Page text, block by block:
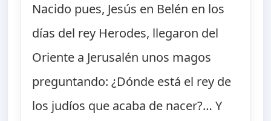
Nacido pues, Jesús en Belén en los
días del rey Herodes, llegaron del
Oriente a Jerusalén unos magos
preguntando: ¿Dónde está el rey de
los judíos que acaba de nacer?… Y